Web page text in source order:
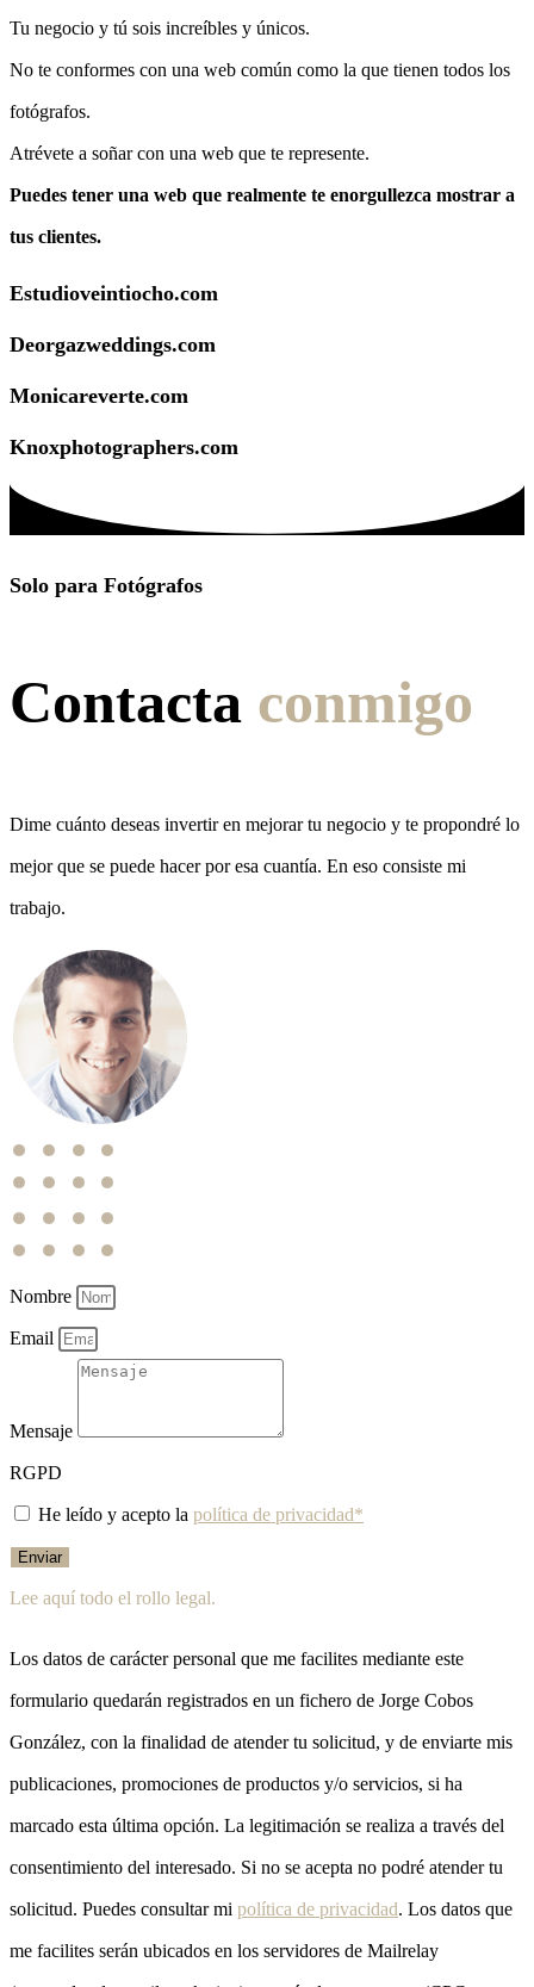
Tu negocio y tú sois increíbles y únicos.
No te conformes con una web común como la que tienen todos los
fotógrafos.
Atrévete a soñar con una web que te represente.
Puedes tener una web que realmente te enorgullezca mostrar a
tus clientes.
Estudioveintiocho.com
Deorgazweddings.com
Monicareverte.com
Knoxphotographers.com
Solo para Fotógrafos
Contacta conmigo
Dime cuánto deseas invertir en mejorar tu negocio y te propondré lo
mejor que se puede hacer por esa cuantía. En eso consiste mi
trabajo.
Nombre
Email
Mensaje
RGPD
He leído y acepto la política de privacidad*
Enviar
Lee aquí todo el rollo legal.
Los datos de carácter personal que me facilites mediante este
formulario quedarán registrados en un fichero de Jorge Cobos
González, con la finalidad de atender tu solicitud, y de enviarte mis
publicaciones, promociones de productos y/o servicios, si ha
marcado esta última opción. La legitimación se realiza a través del
consentimiento del interesado. Si no se acepta no podré atender tu
solicitud. Puedes consultar mi política de privacidad. Los datos que
me facilites serán ubicados en los servidores de Mailrelay